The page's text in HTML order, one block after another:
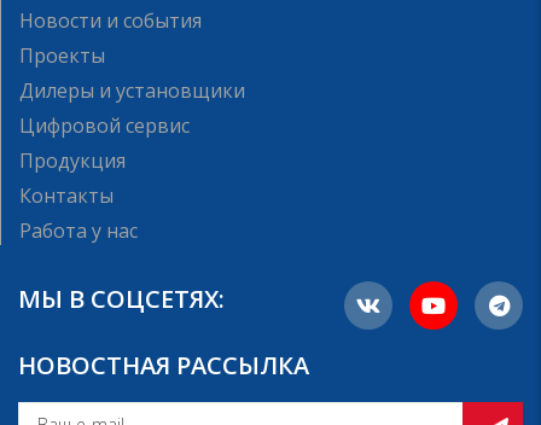
Новости и события
Проекты
Дилеры и установщики
Цифровой сервис
Продукция
Контакты
Работа у нас
МЫ В СОЦСЕТЯХ:
НОВОСТНАЯ РАССЫЛКА